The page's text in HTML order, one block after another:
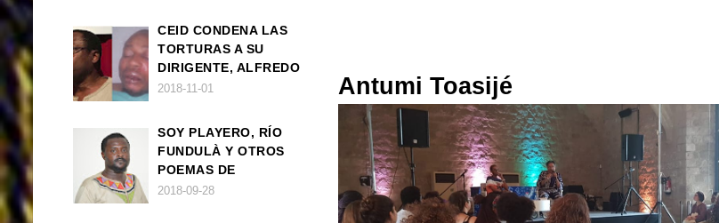
Antumi Toasijé
CEID CONDENA LAS
TORTURAS A SU
DIRIGENTE, ALFREDO
OKENVE
2018-11-01
SOY PLAYERO, RÍO
FUNDULÀ Y OTROS
POEMAS DE
FRANCISCO
2018-09-28